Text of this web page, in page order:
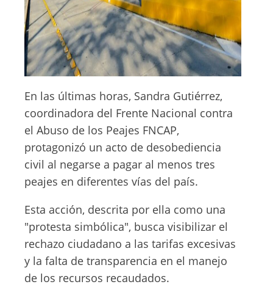
En las últimas horas, Sandra Gutiérrez,
coordinadora del Frente Nacional contra
el Abuso de los Peajes FNCAP,
protagonizó un acto de desobediencia
civil al negarse a pagar al menos tres
peajes en diferentes vías del país.
Esta acción, descrita por ella como una
"protesta simbólica", busca visibilizar el
rechazo ciudadano a las tarifas excesivas
y la falta de transparencia en el manejo
de los recursos recaudados.